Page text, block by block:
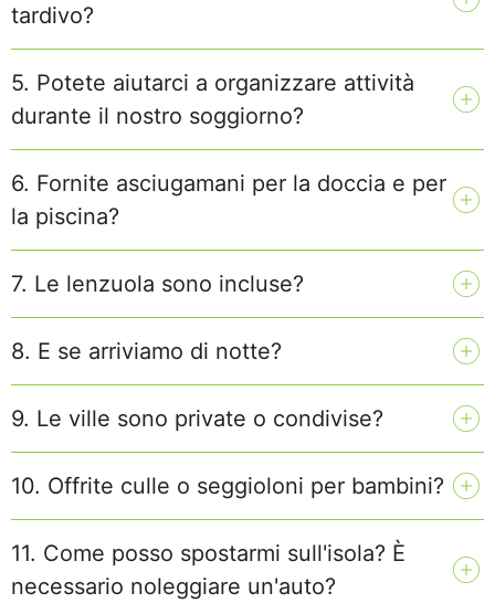
tardivo?
5. Potete aiutarci a organizzare attività
durante il nostro soggiorno?
6. Fornite asciugamani per la doccia e per
la piscina?
7. Le lenzuola sono incluse?
8. E se arriviamo di notte?
9. Le ville sono private o condivise?
10. Offrite culle o seggioloni per bambini?
11. Come posso spostarmi sull'isola? È
necessario noleggiare un'auto?